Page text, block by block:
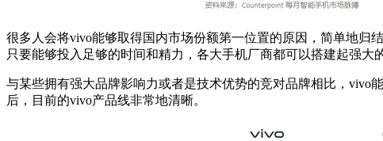
很多人会将vivo能够取得国内市场份额第一位置的原因，简单地归
只要能够投入足够的时间和精力，各大手机厂商都可以搭建起强大
与某些拥有强大品牌影响力或者是技术优势的竞对品牌相比，vivo
后，目前的vivo产品线非常地清晰。